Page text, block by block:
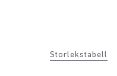
Storlekstabell